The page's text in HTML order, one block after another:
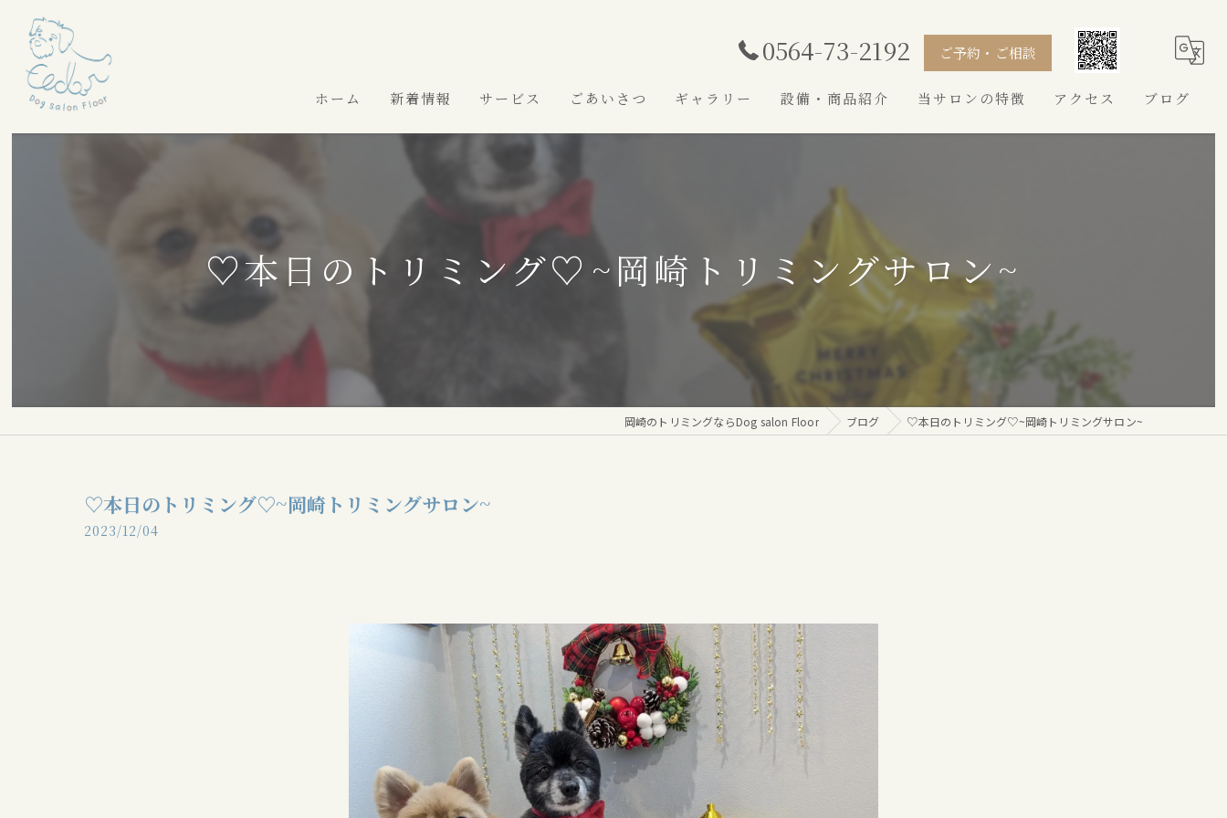
0564-73-2192 ご予約・ご相談
ホーム 新着情報 サービス ごあいさつ ギャラリー 設備・商品紹介 当サロンの特徴
シュナウザー
アクセス ブログ
♡本日のトリミング♡⁠~岡崎トリミングサロン~
岡崎のトリミングならDog salon Floor ブログ ♡本日のトリミング♡⁠~岡崎トリミングサロン~
♡本日のトリミング♡⁠~岡崎トリミングサロン~
2023/12/04